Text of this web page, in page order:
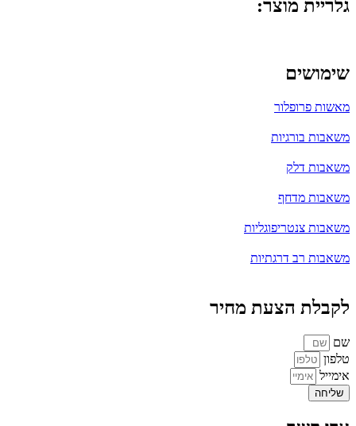
גלריית מוצר:
שימושים
מאשות פרופלור
משאבות בורגיות
משאבות דלק
משאבות מדחף
משאבות צנטריפוגליות
משאבות רב דרגתיות
לקבלת הצעת מחיר
שם
טלפון
אימייל
שליחה